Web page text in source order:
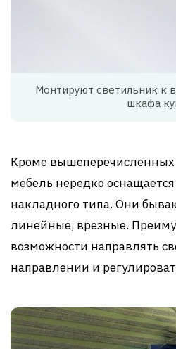
Монтируют светильник к
шкафа
Кроме
мебель нередко
накладного типа. Они
линейные, врезные.
возможности направлять
направлении и